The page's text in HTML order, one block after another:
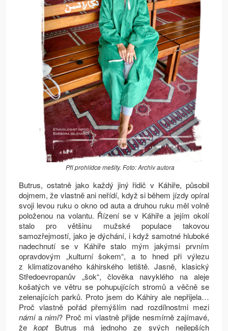
Při prohlídce mešity. Foto: Archiv autora
Butrus, ostatně jako každý jiný řidič v Káhiře, působil
dojmem, že vlastně ani neřídí, když si během jízdy opíral
svoji levou ruku o okno od auta a druhou ruku měl volně
položenou na volantu. Řízení se v Káhiře a jejím okolí
stalo pro většinu mužské populace takovou
samozřejmostí, jako je dýchání, i když samotné hluboké
nadechnutí se v Káhiře stalo mým jakýmsi prvním
opravdovým „kulturní šokem“, a to hned při výlezu
z klimatizovaného káhirského letiště. Jasně, klasický
Středoevropanův „šok“, člověka navyklého na aleje
košatých ve větru se pohupujících stromů a věčně se
zelenajících parků. Proto jsem do Káhiry ale nepřijela…
Proč vlastně pořád přemýšlím nad rozdílnostmi mezi
námia nimi? Proč mi vlastně přijde nesmírně zajímavé,
žekoptButrus má jednoho ze svých nejlepších